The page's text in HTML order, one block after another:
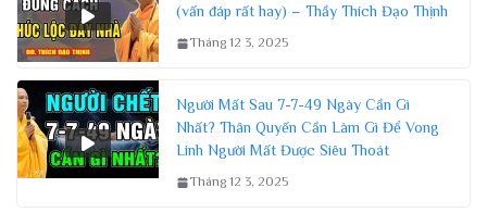
(vấn đáp rất hay) – Thầy Thích Đạo Thịnh
Tháng 12 3, 2025
Người Mất Sau 7-7-49 Ngày Cần Gì
Nhất? Thân Quyến Cần Làm Gì Để Vong
Linh Người Mất Được Siêu Thoát
Tháng 12 3, 2025